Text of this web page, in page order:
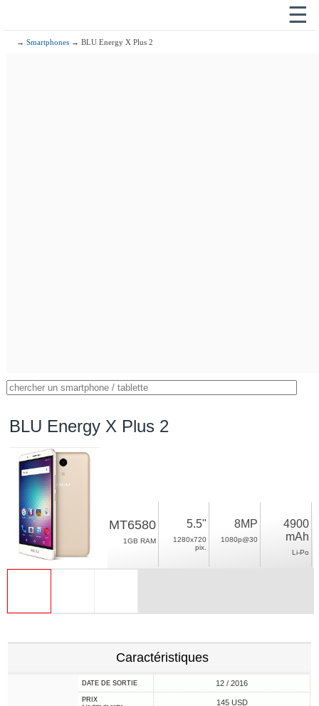
☰
→Smartphones → BLU Energy X Plus 2
BLU Energy X Plus 2
MT6580
1GB RAM
5.5"
1280x720
pix.
8MP
1080p@30
4900
mAh
Li-Po
Caractéristiques
DATE DE SORTIE 12 / 2016
PRIX 145 USD